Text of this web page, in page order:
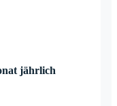
jährlich